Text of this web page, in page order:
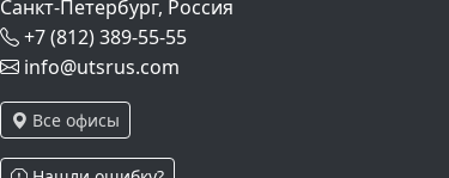
Санкт-Петербург, Россия
+7 (812) 389-55-55
info@utsrus.com
Все офисы